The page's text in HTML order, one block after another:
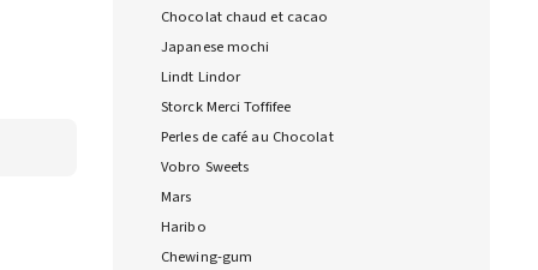
Chocolat chaud et cacao
Japanese mochi
Lindt Lindor
Storck Merci Toffifee
Perles de café au Chocolat
Vobro Sweets
Mars
Haribo
Chewing-gum